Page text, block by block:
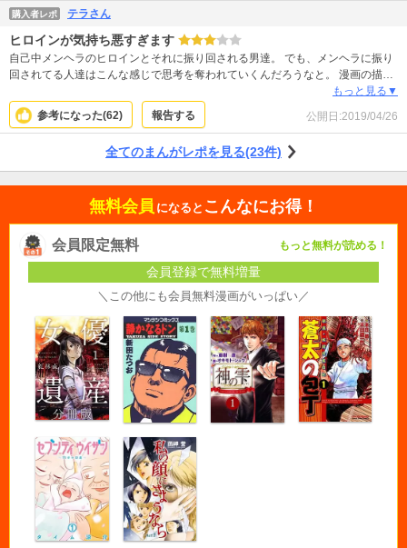
記憶に残るような気がします。 色んな方の読んでみた感想が聞きたい作品で
す。
購入者レポ テラさん
ヒロインが気持ち悪すぎます
自己中メンヘラのヒロインとそれに振り回される男達。 でも、メンヘラに振り
回されてる人達はこんな感じで思考を奪われていくんだろうなと。 漫画の描き
方はもう少し端折らず丁寧に書けないのかとか、そこは別にサラっとでいいだ
ろとか思うところありますし、ヒロインがネットリして気持ち悪いだけで美人
にすら見えなくなりますけど面白いです。 今の社会ならこんな事件があっても
もっと見る▼
参考になった(62) 報告する 公開日:2019/04/26
全てのまんがレポを見る(23件)
無料会員 になると こんなにお得！
会員限定無料 もっと無料が読める！
会員登録で無料増量
＼この他にも会員無料漫画がいっぱい／